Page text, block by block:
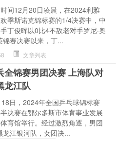
间12月20日凌晨，在2024利雅
季斯诺克锦标赛的1/4决赛中，中
丁俊晖以0比4不敌老对手罗尼·奥
赛决赛以来，丁...
文章列表
全锦赛男团决赛 上海队对
龙江队
日，2024年全国乒乓球锦标赛
决赛在鄂尔多斯市体育事业发展
育馆举行。经过激烈角逐，男团
江银河队，女团决...